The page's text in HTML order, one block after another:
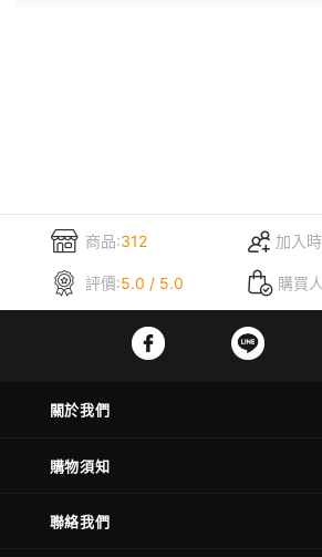
商品:312 加入
評價:5.0 / 5.0 購買
關於我們
購物須知
聯絡我們